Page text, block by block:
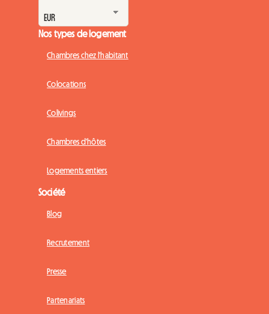
Nos types de logement
Chambres chez l'habitant
Colocations
Colivings
Chambres d'hôtes
Logements entiers
Société
Blog
Recrutement
Presse
Partenariats